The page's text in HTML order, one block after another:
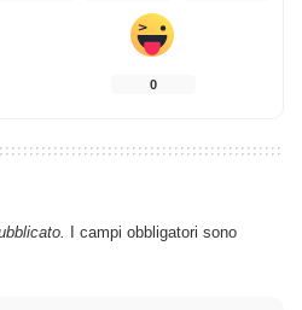
0
I campi obbligatori sono